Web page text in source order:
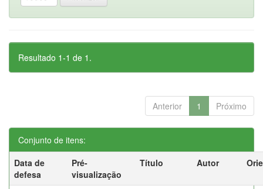
Resultado 1-1 de 1.
Anterior 1 Próximo
Conjunto de itens:
Data de
defesa
Pré-
visualização
Título Autor